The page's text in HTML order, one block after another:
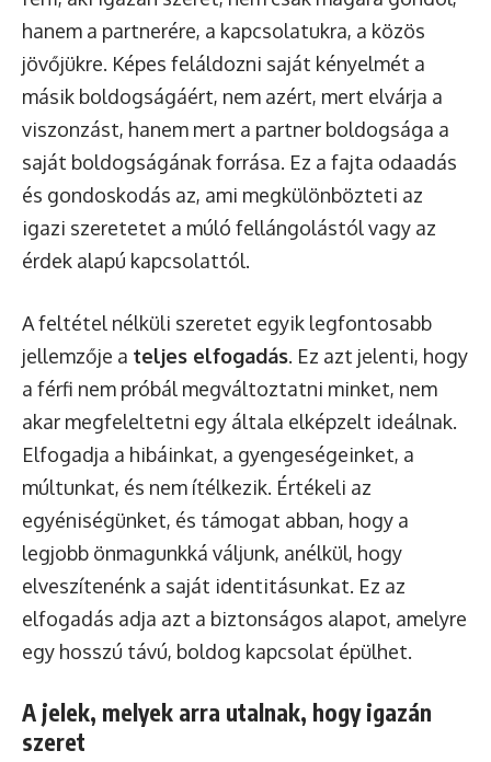
hanem a partnerére, a kapcsolatukra, a közös
jövőjükre. Képes feláldozni saját kényelmét a
másik boldogságáért, nem azért, mert elvárja a
viszonzást, hanem mert a partner boldogsága a
saját boldogságának forrása. Ez a fajta odaadás
és gondoskodás az, ami megkülönbözteti az
igazi szeretetet a múló fellángolástól vagy az
érdek alapú kapcsolattól.
A feltétel nélküli szeretet egyik legfontosabb
jellemzője a teljes elfogadás. Ez azt jelenti, hogy
a férfi nem próbál megváltoztatni minket, nem
akar megfeleltetni egy általa elképzelt ideálnak.
Elfogadja a hibáinkat, a gyengeségeinket, a
múltunkat, és nem ítélkezik. Értékeli az
egyéniségünket, és támogat abban, hogy a
legjobb önmagunkká váljunk, anélkül, hogy
elveszítenénk a saját identitásunkat. Ez az
elfogadás adja azt a biztonságos alapot, amelyre
egy hosszú távú, boldog kapcsolat épülhet.
A jelek, melyek arra utalnak, hogy igazán
szeret